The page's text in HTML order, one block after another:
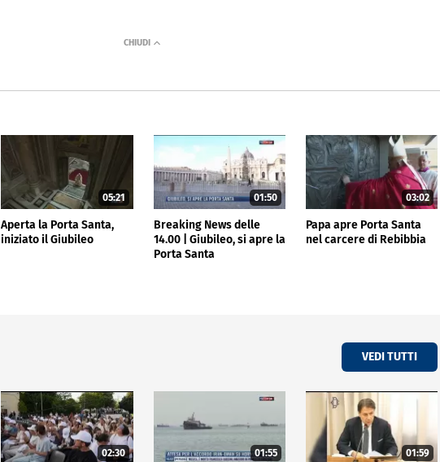
05:21
Aperta la Porta Santa,
iniziato il Giubileo
01:50
Breaking News delle
14.00 | Giubileo, si apre la
Porta Santa
03:02
Papa apre Porta Santa
nel carcere di Rebibbia
VEDI TUTTI
02:30 01:55 01:59